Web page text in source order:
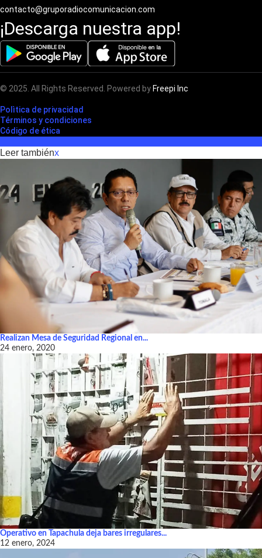
contacto@gruporadiocomunicacion.com
¡Descarga nuestra app!
© 2025. All Rights Reserved. Powered by Freepi Inc
Polìtica de privacidad
Términos y condiciones
Código de ética
Leer tambiénx
Realizan Mesa de Seguridad Regional en...
24 enero, 2020
Operativo en Tapachula deja bares irregulares...
12 enero, 2024